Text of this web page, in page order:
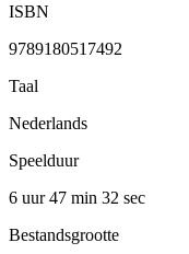
ISBN
9789180517492
Taal
Nederlands
Speelduur
6 uur 47 min 32 sec
Bestandsgrootte